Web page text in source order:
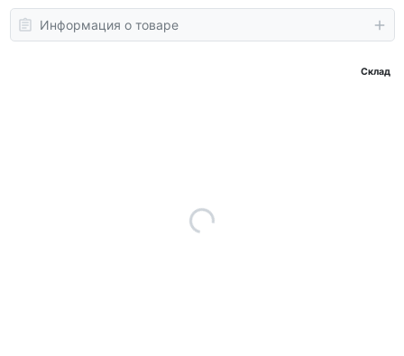
Информация о товаре
Склад